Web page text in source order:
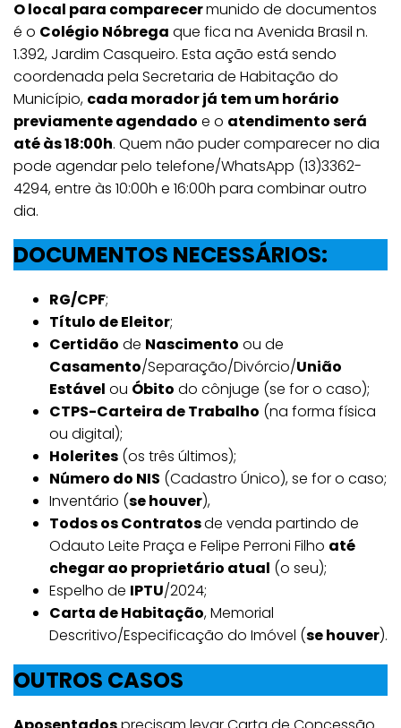
O local para comparecermunido de documentos
é o Colégio Nóbrega que fica na Avenida Brasil n.
1.392, Jardim Casqueiro. Esta ação está sendo
coordenada pela Secretaria de Habitação do
Município, cada morador já tem um horário
previamente agendado e o atendimento será
até às 18:00h. Quem não puder comparecer no dia
pode agendar pelo telefone/WhatsApp (13)3362-
4294, entre às 10:00h e 16:00h para combinar outro
dia.
DOCUMENTOS NECESSÁRIOS:
RG/CPF;
Título de Eleitor;
Certidão de Nascimento ou de
Casamento/Separação/Divórcio/União
Estável ou Óbito do cônjuge (se for o caso);
CTPS-Carteira de Trabalho (na forma física
ou digital);
Holerites (os três últimos);
Número do NIS (Cadastro Único), se for o caso;
Inventário (se houver),
Todos os Contratosde venda partindo de
Odauto Leite Praça e Felipe Perroni Filho até
chegar ao proprietário atual (o seu);
Espelho de IPTU/2024;
Carta de Habitação, Memorial
Descritivo/Especificação do Imóvel (se houver).
OUTROS CASOS